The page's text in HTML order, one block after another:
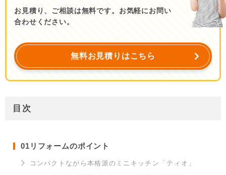
お見積り、ご相談は無料です。お気軽にお問い
合わせください。
無料お見積りはこちら
目次
01 リフォームのポイント
コンパクトながら本格派のミニキッチン「ティオ」